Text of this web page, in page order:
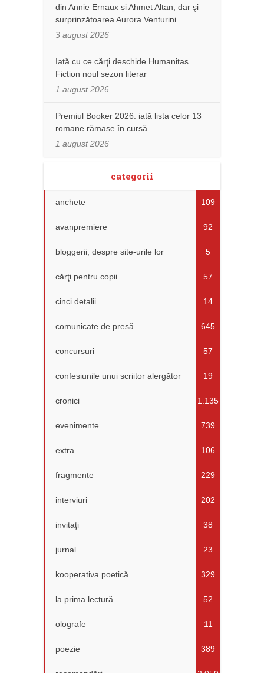
din Annie Ernaux și Ahmet Altan, dar şi
surprinzătoarea Aurora Venturini
3 august 2026
Iată cu ce cărţi deschide Humanitas
Fiction noul sezon literar
1 august 2026
Premiul Booker 2026: iată lista celor 13
romane rămase în cursă
1 august 2026
categorii
anchete 109
avanpremiere 92
bloggerii, despre site-urile lor 5
cărţi pentru copii 57
cinci detalii 14
comunicate de presă 645
concursuri 57
confesiunile unui scriitor alergător 19
cronici 1.135
evenimente 739
extra 106
fragmente 229
interviuri 202
invitaţi 38
jurnal 23
kooperativa poetică 329
la prima lectură 52
olografe 11
poezie 389